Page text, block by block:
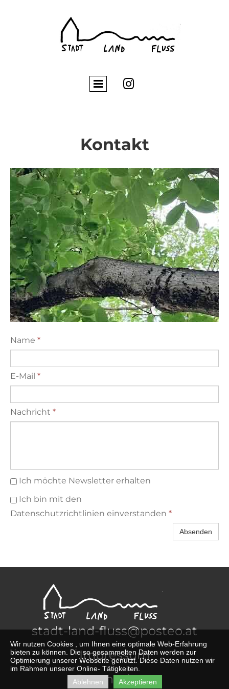

Kontakt
Name *
E-Mail *
Nachricht *
Ich möchte Newsletter erhalten
Ich bin mit den
Datenschutzrichtlinien einverstanden *
Absenden
stadt-land-fluss@posteo.at
Impressum
Datenschutz
Wir nutzen Cookies , um Ihnen eine optimale Web-Erfahrung
bieten zu können. Die so gesammelten Daten werden zur
Optimierung unserer Webseite genutzt. Diese Daten nutzen wir
im Rahmen unserer Online- Tätigkeiten.
Ablehnen
Akzeptieren